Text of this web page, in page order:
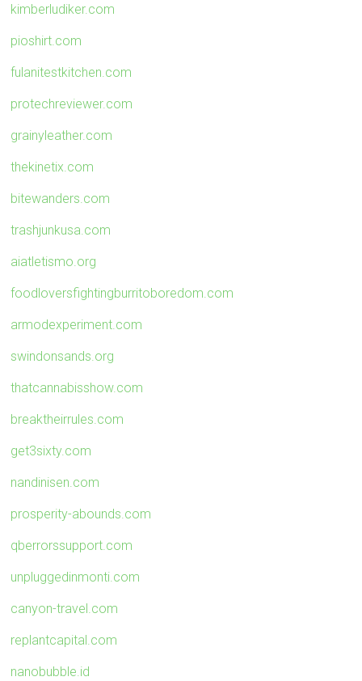
kimberludiker.com
pioshirt.com
fulanitestkitchen.com
protechreviewer.com
grainyleather.com
thekinetix.com
bitewanders.com
trashjunkusa.com
aiatletismo.org
foodloversfightingburritoboredom.com
armodexperiment.com
swindonsands.org
thatcannabisshow.com
breaktheirrules.com
get3sixty.com
nandinisen.com
prosperity-abounds.com
qberrorssupport.com
unpluggedinmonti.com
canyon-travel.com
replantcapital.com
nanobubble.id